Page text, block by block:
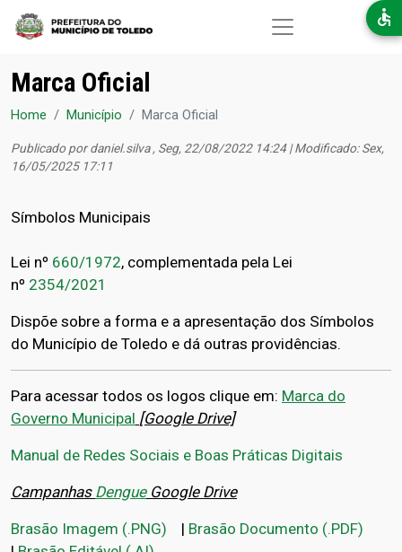
Pular para o conteúdo principal
Marca Oficial
Home Município Marca Oficial
Publicado pordaniel.silva, Seg, 22/08/2022 14:24 | Modificado: Sex,
16/05/2025 17:11
Símbolos Municipais
​Lei nº 660/1972, complementada pela Lei
nº 2354/2021
Dispõe sobre a forma e a apresentação dos Símbolos
do Município de Toledo e dá outras providências.
Para acessar todos os logos clique em: Marca do
Governo Municipal [Google Drive]
Manual de Redes Sociais e Boas Práticas Digitais
Campanhas DengueGoogle Drive
Brasão Imagem (.PNG) | Brasão Documento (.PDF)